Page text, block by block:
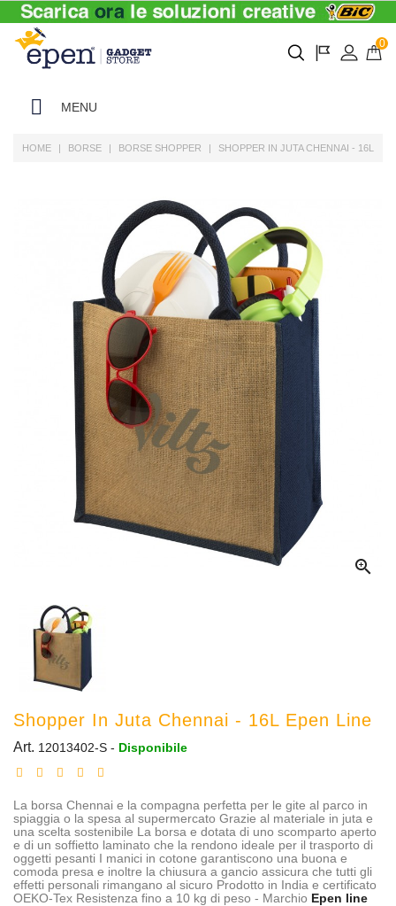
0
MENU
HOME BORSE BORSE SHOPPER SHOPPER IN JUTA CHENNAI - 16L

Shopper In Juta Chennai - 16L Epen Line
Art. 12013402-S - Disponibile
La borsa Chennai e la compagna perfetta per le gite al parco in
spiaggia o la spesa al supermercato Grazie al materiale in juta e
una scelta sostenibile La borsa e dotata di uno scomparto aperto
e di un soffietto laminato che la rendono ideale per il trasporto di
oggetti pesanti I manici in cotone garantiscono una buona e
comoda presa e inoltre la chiusura a gancio assicura che tutti gli
effetti personali rimangano al sicuro Prodotto in India e certificato
OEKO-Tex Resistenza fino a 10 kg di peso - Marchio Epen line